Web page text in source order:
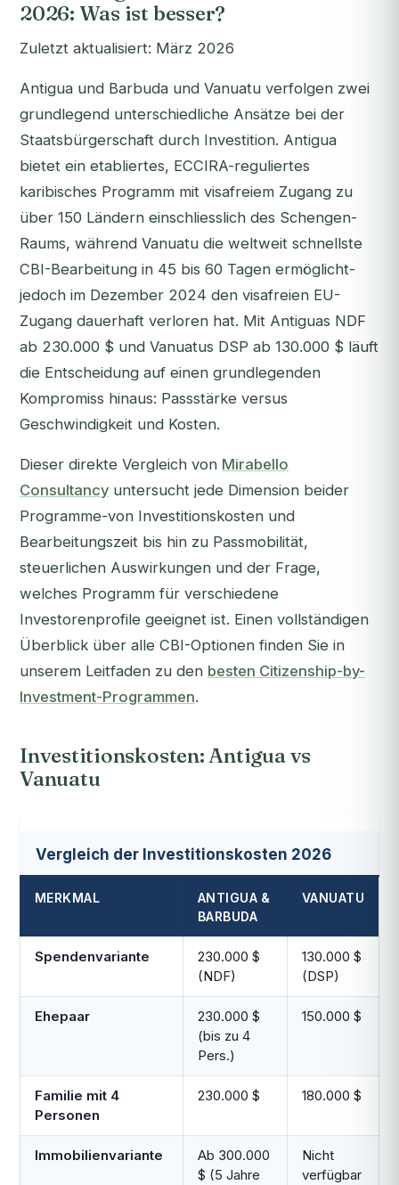
2026: Was ist besser?
Zuletzt aktualisiert: März 2026
Antigua und Barbuda und Vanuatu verfolgen zwei
grundlegend unterschiedliche Ansätze bei der
Staatsbürgerschaft durch Investition. Antigua
bietet ein etabliertes, ECCIRA-reguliertes
karibisches Programm mit visafreiem Zugang zu
über 150 Ländern einschliesslich des Schengen-
Raums, während Vanuatu die weltweit schnellste
CBI-Bearbeitung in 45 bis 60 Tagen ermöglicht-
jedoch im Dezember 2024 den visafreien EU-
Zugang dauerhaft verloren hat. Mit Antiguas NDF
ab 230.000 $ und Vanuatus DSP ab 130.000 $ läuft
die Entscheidung auf einen grundlegenden
Kompromiss hinaus: Passstärke versus
Geschwindigkeit und Kosten.
Dieser direkte Vergleich von Mirabello
Consultancy untersucht jede Dimension beider
Programme-von Investitionskosten und
Bearbeitungszeit bis hin zu Passmobilität,
steuerlichen Auswirkungen und der Frage,
welches Programm für verschiedene
Investorenprofile geeignet ist. Einen vollständigen
Überblick über alle CBI-Optionen finden Sie in
unserem Leitfaden zu den besten Citizenship-by-
Investment-Programmen.
Investitionskosten: Antigua vs
Vanuatu
Vergleich der Investitionskosten 2026
MERKMAL
ANTIGUA &
BARBUDA
VANUATU
Spendenvariante
230.000 $
(NDF)
130.000 $
(DSP)
Ehepaar
230.000 $
(bis zu 4
Pers.)
150.000 $
Familie mit 4
Personen
230.000 $ 180.000 $
Immobilienvariante
Ab 300.000
$ (5 Jahre
Nicht
verfügbar